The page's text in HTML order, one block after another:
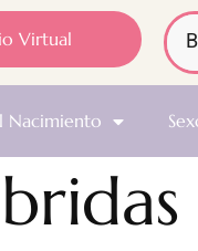
Virtual
Nacimiento